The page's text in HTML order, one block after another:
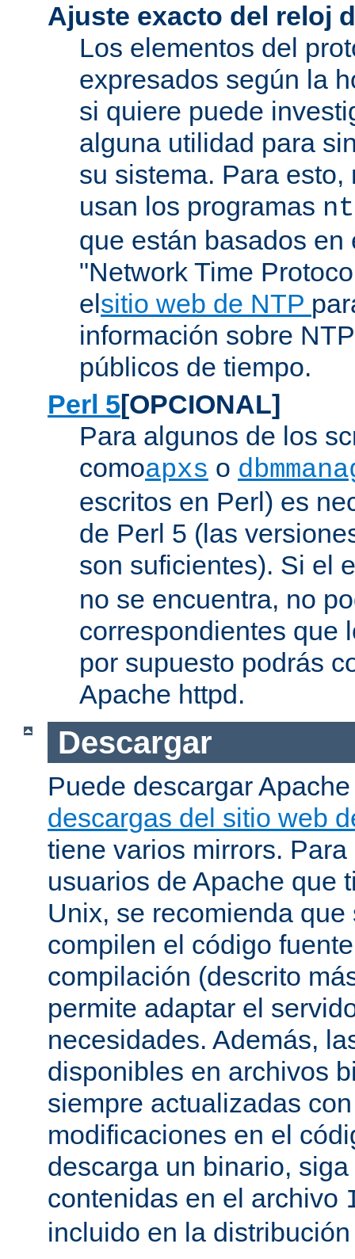
Ajuste exacto del reloj
Los elementos del
expresados según la
si quiere puede
alguna utilidad para
su sistema. Para esto,
usan los programas
que están basados en
"Network Time
elsitio web de NTP
información sobre
públicos de tiempo.
Perl 5[OPCIONAL]
Para algunos de los
comoapxs o
escritos en Perl) es
de Perl 5 (las
son suficientes). Si el
no se encuentra, no
correspondientes que
por supuesto podrás
Apache httpd.
Descargar
Puede descargar
descargas del sitio web
tiene varios mirrors.
usuarios de Apache que
Unix, se recomienda
compilen el código
compilación (descrito
permite adaptar el
necesidades. Además,
disponibles en archivos
siempre actualizadas
modificaciones en el
descarga un binario,
contenidas en el archivo
incluido en la distribución